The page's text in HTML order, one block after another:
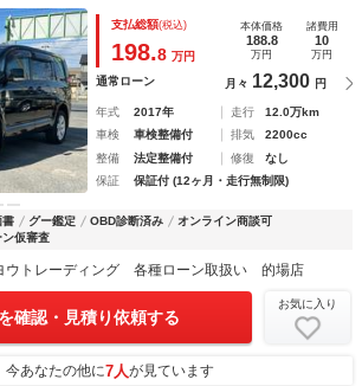
イドドア ナビＴＶ ＥＴＣ バックカ
ｔｈ接続 ディーゼルターボ ４ＷＤ
支払総額(税込)
198.8 万円
本体価格
188.8
万円
諸費用
10
万円
通常ローン 月々 12,300 円
年式 2017年 走行
12.0万km
車検
車検整備付 排気
2200cc
整備
法定整備付 修復
なし
保証
保証付 (12ヶ月・走行無制限)
書 グー鑑定 OBD診断済み
オンライン商談可
ン仮審査
ウトレーディング 各種ローン取扱い 的場店
確認・見積り依頼する
お気に入り
今あなたの他に7人が見ています